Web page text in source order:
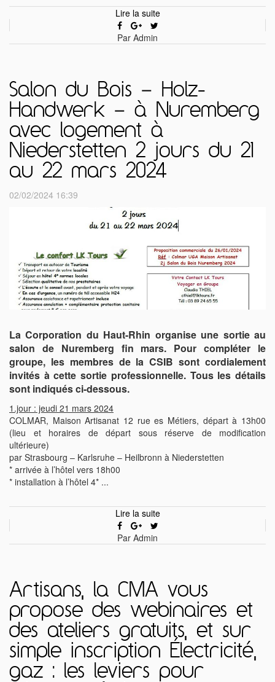
Lire la suite
Par Admin
Salon du Bois – Holz-
Handwerk – à Nuremberg
avec logement à
Niederstetten 2 jours du 21
au 22 mars 2024
02/02/2024 16:39
La Corporation du Haut-Rhin organise une sortie au
salon de Nuremberg fin mars. Pour compléter le
groupe, les membres de la CSIB sont cordialement
invités à cette sortie professionnelle. Tous les détails
sont indiqués ci-dessous.
1.jour : jeudi 21 mars 2024
COLMAR, Maison Artisanat 12 rue es Métiers, départ à 13h00
(lieu et horaires de départ sous réserve de modification
ultérieure)
par Strasbourg – Karlsruhe – Heilbronn à Niederstetten
* arrivée à l’hôtel vers 18h00
* installation à l’hôtel 4* ...
Lire la suite
Par Admin
Artisans, la CMA vous
propose des webinaires et
des ateliers gratuits, et sur
simple inscription Électricité,
gaz : les leviers pour